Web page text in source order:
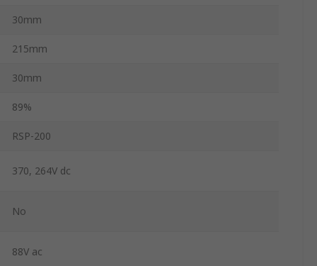
30mm
215mm
30mm
89%
RSP-200
370, 264V dc
No
88V ac